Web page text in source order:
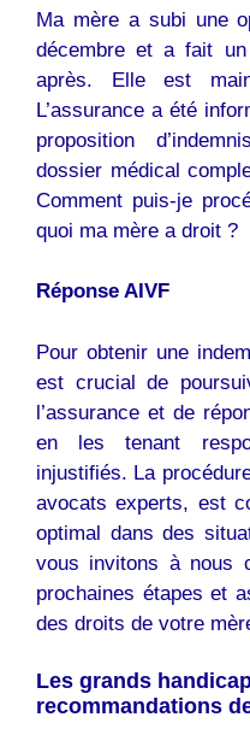
Ma mère a subi une
décembre et a fait
après. Elle est
L’assurance a été
proposition
dossier médical
Comment puis-je
quoi ma mère a droit ?
Réponse AIVF
Pour obtenir une
est crucial de
l’assurance et de
en les tenant
injustifiés. La
avocats experts, est
optimal dans des
vous invitons à nous
prochaines étapes et
des droits de votre
Les grands
recommandations